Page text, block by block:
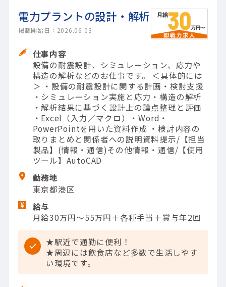
電力プラントの設計・解析
掲載開始日：2026.06.03
仕事内容
設備の耐震設計、シミュレーション、応力や
構造の解析などのお仕事です。 ＜具体的には
＞ ・設備の耐震設計に関する計画・検討支援
・シミュレーション実施と応力・構造の解析
・解析結果に基づく設計上の論点整理と評価
・Excel（入力／マクロ）・Word・
PowerPointを用いた資料作成 ・検討内容の
取りまとめと関係者への説明資料提示/【担当
製品】(情報・通信)その他情報・通信/【使用
ツール】AutoCAD
勤務地
東京都港区
給与
月給30万円～55万円＋各種手当＋賞与年2回
★駅近で通勤に便利！
★周辺には飲食店など多数で生活しやす
い環境です。